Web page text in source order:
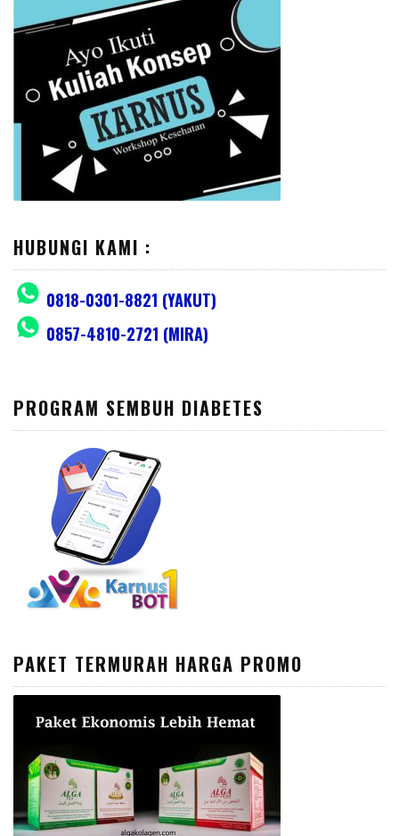
HUBUNGI KAMI :
0818-0301-8821 (YAKUT)
0857-4810-2721 (MIRA)
PROGRAM SEMBUH DIABETES
PAKET TERMURAH HARGA PROMO